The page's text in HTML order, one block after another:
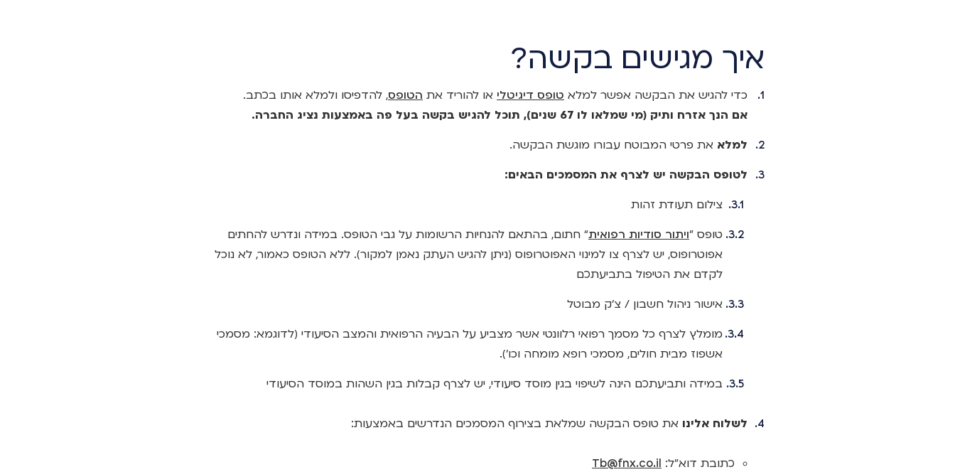
איך מגישים בקשה?
כדי להגיש את הבקשה אפשר למלא טופס דיגיטלי או להוריד את הטופס, להדפיסו ולמלא אותו בכתב.
אם הנך אזרח ותיק (מי שמלאו לו 67 שנים), תוכל להגיש בקשה בעל פה באמצעות נציג החברה.
למלא את פרטי המבוטח עבורו מוגשת הבקשה.
לטופס הבקשה יש לצרף את המסמכים הבאים:
צילום תעודת זהות
טופס ”ויתור סודיות רפואית“ חתום, בהתאם להנחיות הרשומות על גבי הטופס. במידה ונדרש להחתים
אפוטרופוס, יש לצרף צו למינוי האפוטרופוס (ניתן להגיש העתק נאמן למקור). ללא הטופס כאמור, לא נוכל
לקדם את הטיפול בתביעתכם
אישור ניהול חשבון / צ'ק מבוטל
מומלץ לצרף כל מסמך רפואי רלוונטי אשר מצביע על הבעיה הרפואית והמצב הסיעודי (לדוגמא: מסמכי
אשפוז מבית חולים, מסמכי רופא מומחה וכו').
במידה ותביעתכם הינה לשיפוי בגין מוסד סיעודי, יש לצרף קבלות בגין השהות במוסד הסיעודי
לשלוח אלינו את טופס הבקשה שמלאת בצירוף המסמכים הנדרשים באמצעות:
כתובת דוא"ל: Tb@fnx.co.il​​